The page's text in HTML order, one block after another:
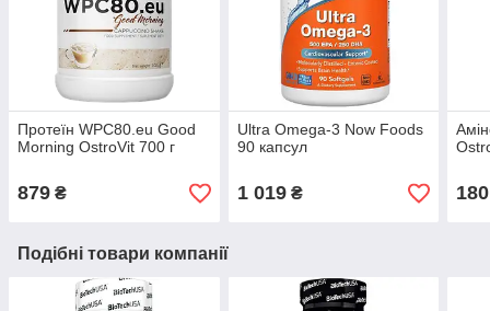
Протеїн WPC80.eu Good
Morning OstroVit 700 г
879 ₴
Ultra Omega-3 Now Foods
90 капсул
1 019₴ 180
Подібні товари компанії